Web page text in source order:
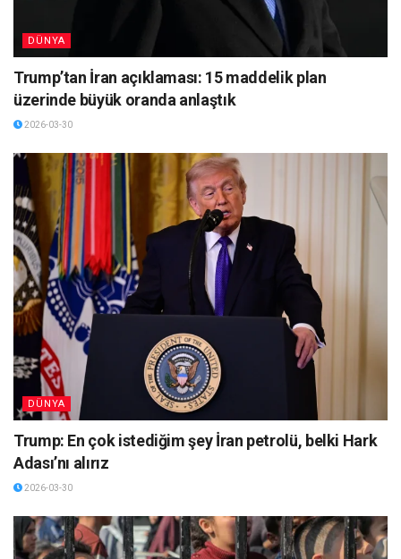
DÜNYA
Trump’tan İran açıklaması: 15 maddelik plan
üzerinde büyük oranda anlaştık
2026-03-30
DÜNYA
Trump: En çok istediğim şey İran petrolü, belki Hark
Adası’nı alırız
2026-03-30